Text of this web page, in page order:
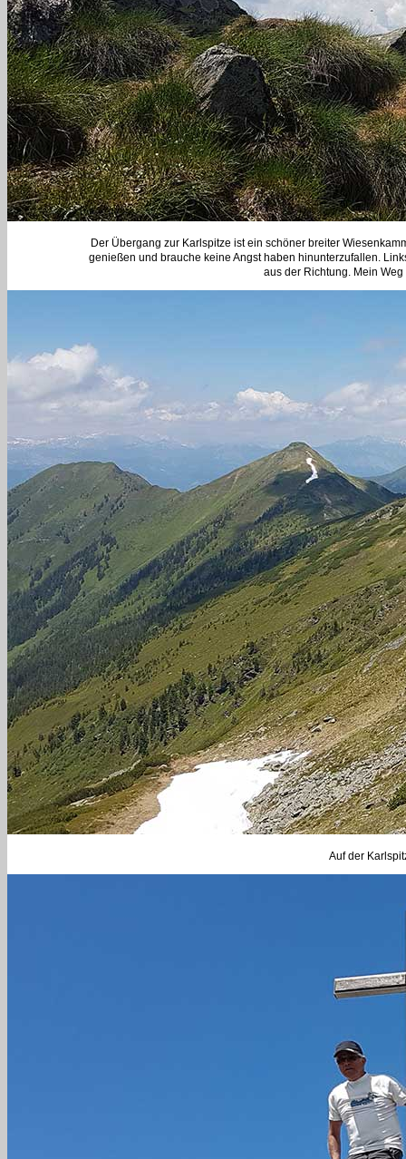
Der Übergang zur Karlspitze ist ein schöner breiter
genießen und brauche keine Angst haben hinunterzufallen.
aus der Richtung. Mein
Auf der